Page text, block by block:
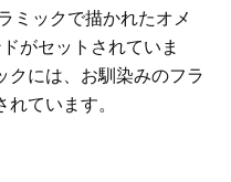
ミックで描かれたオメ
がセットされていま
クには、お馴染みのフラ
ています。